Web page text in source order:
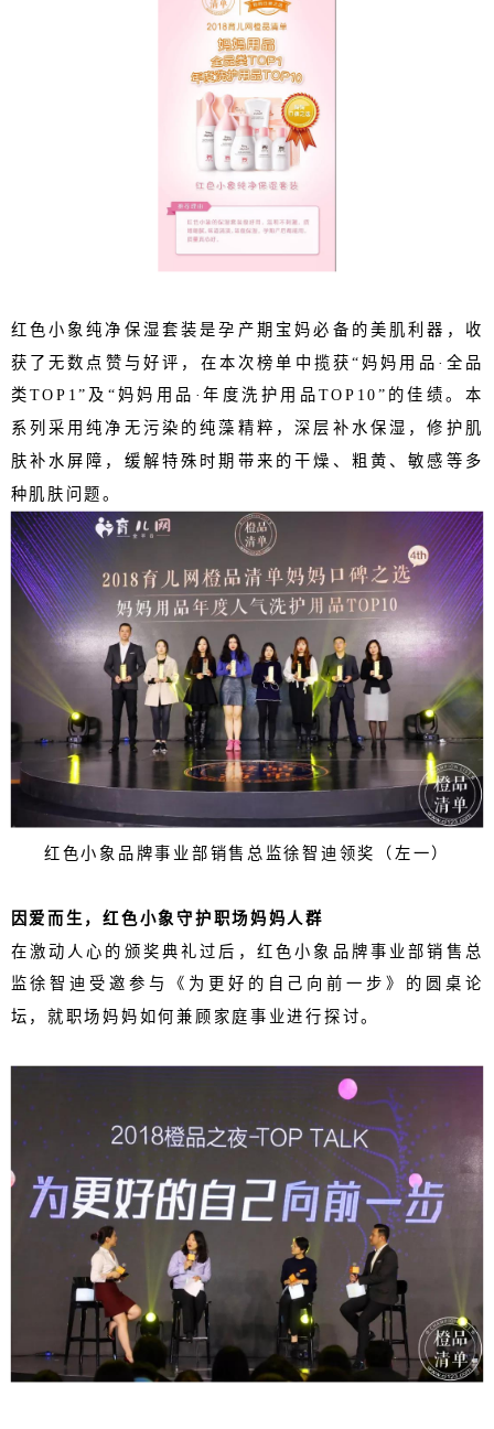
红色小象纯净保湿套装是孕产期宝妈必备的美肌利器，收
获了无数点赞与好评，在本次榜单中揽获“妈妈用品·全品
类TOP1”及“妈妈用品·年度洗护用品TOP10”的佳绩。本
系列采用纯净无污染的纯藻精粹，深层补水保湿，修护肌
肤补水屏障，缓解特殊时期带来的干燥、粗黄、敏感等多
种肌肤问题。
红色小象品牌事业部销售总监徐智迪领奖（左一）
因爱而生，红色小象守护职场妈妈人群
在激动人心的颁奖典礼过后，红色小象品牌事业部销售总
监徐智迪受邀参与《为更好的自己向前一步》的圆桌论
坛，就职场妈妈如何兼顾家庭事业进行探讨。